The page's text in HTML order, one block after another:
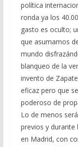
política
ronda ya los
gasto es oculto;
que asumamos
mundo
blanqueo de la
invento de
eficaz pero que
poderoso de
Lo de menos
previos y
en Madrid, con